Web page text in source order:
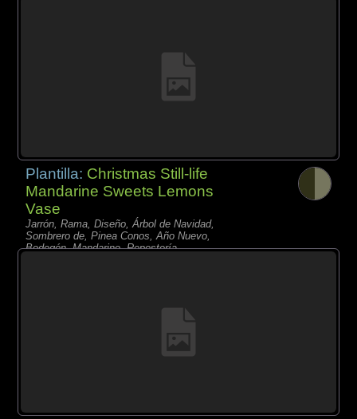
Plantilla: Christmas Still-life
Mandarine Sweets Lemons
Vase
Jarrón, Rama, Diseño, Árbol de Navidad,
Sombrero de, Pinea Conos, Año Nuevo,
Bodegón, Mandarino, Repostería,